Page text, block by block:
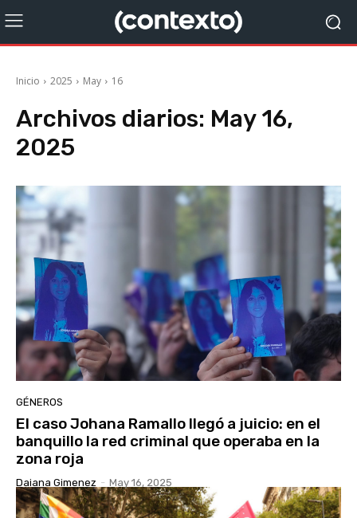
Inicio 2025 May 16
Archivos diarios: May 16,
2025
GÉNEROS
El caso Johana Ramallo llegó a juicio: en el
banquillo la red criminal que operaba en la
zona roja
Daiana Gimenez - May 16, 2025